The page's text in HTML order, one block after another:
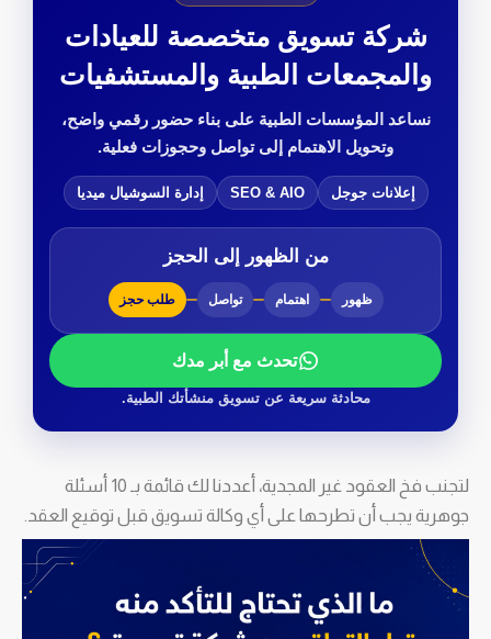
شركة تسويق متخصصة للعيادات
والمجمعات الطبية والمستشفيات
نساعد المؤسسات الطبية على بناء حضور رقمي واضح،
وتحويل الاهتمام إلى تواصل وحجوزات فعلية.
إعلانات جوجل SEO & AIO إدارة السوشيال ميديا
من الظهور إلى الحجز
ظهور اهتمام تواصل طلب حجز
تحدث مع أبر مدك
محادثة سريعة عن تسويق منشأتك الطبية.
لتجنب فخ العقود غير المجدية، أعددنا لك قائمة بـ 10 أسئلة
جوهرية يجب أن تطرحها على أي وكالة تسويق قبل توقيع العقد.